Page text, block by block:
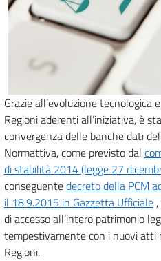
Grazie all’evoluzione tecnologica
Regioni aderenti all’iniziativa, è
convergenza delle banche dati
Normattiva, come previsto dal
di stabilità 2014 (legge 27
conseguentedecreto della PCM
il 18.9.2015 in Gazzetta Ufficiale
di accesso all’intero patrimonio
tempestivamente con i nuovi
Regioni.